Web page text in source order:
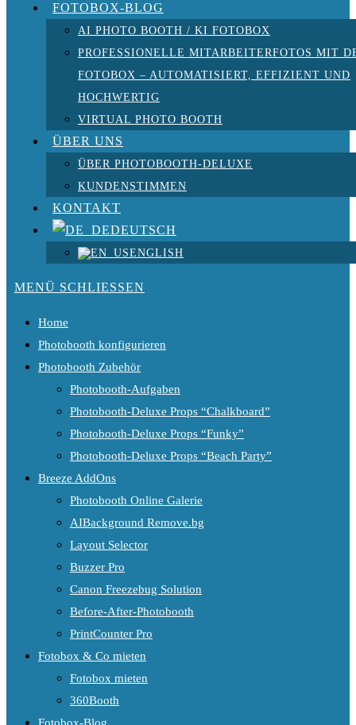
FOTOBOX-BLOG
AI PHOTO BOOTH / KI FOTOBOX
PROFESSIONELLE MITARBEITERFOTOS MIT
FOTOBOX – AUTOMATISIERT, EFFIZIENT UND
HOCHWERTIG
VIRTUAL PHOTO BOOTH
ÜBER UNS
ÜBER PHOTOBOOTH-DELUXE
KUNDENSTIMMEN
KONTAKT
DEUTSCH
ENGLISH
MENÜ SCHLIESSEN
Home
Photobooth konfigurieren
Photobooth Zubehör
Photobooth-Aufgaben
Photobooth-Deluxe Props “Chalkboard”
Photobooth-Deluxe Props “Funky”
Photobooth-Deluxe Props “Beach Party”
Breeze AddOns
Photobooth Online Galerie
AIBackground Remove.bg
Layout Selector
Buzzer Pro
Canon Freezebug Solution
Before-After-Photobooth
PrintCounter Pro
Fotobox & Co mieten
Fotobox mieten
360Booth